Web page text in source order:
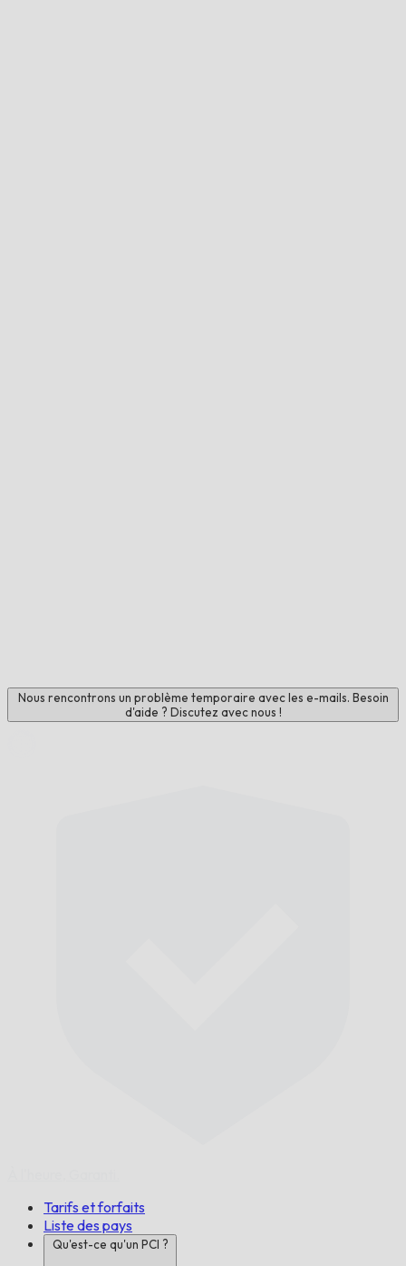
Nous rencontrons un problème temporaire avec les e-mails. Besoin
d'aide ? Discutez avec nous !
Tarifs et forfaits
Liste des pays
Qu'est-ce qu'un PCI ?